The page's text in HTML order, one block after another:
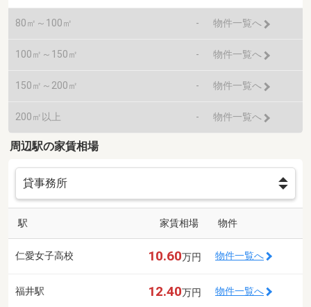
80㎡～100㎡ - 物件一覧へ
100㎡～150㎡ - 物件一覧へ
150㎡～200㎡ - 物件一覧へ
200㎡以上 - 物件一覧へ
周辺駅の家賃相場
駅 家賃相場 物件
仁愛女子高校 10.60万円 物件一覧へ
福井駅 12.40万円 物件一覧へ